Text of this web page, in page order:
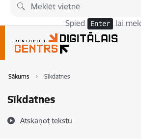
Pāriet uz lapas saturu
Spied Enter lai
Sākums Sīkdatnes
Sīkdatnes
Atskaņot tekstu